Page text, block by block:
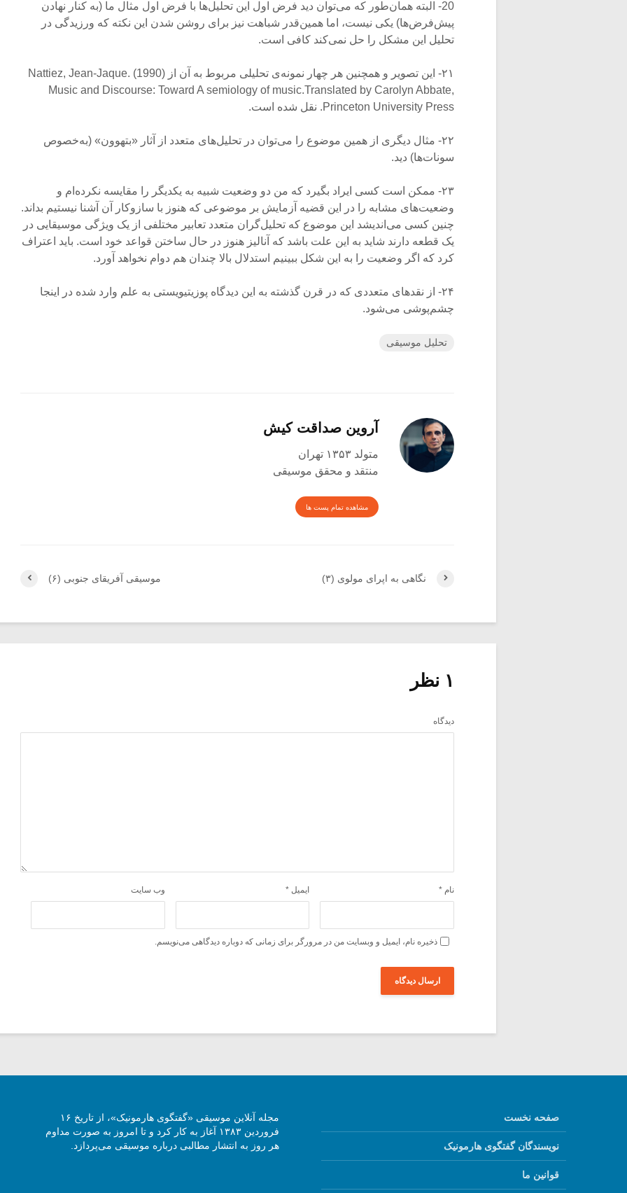
20- البته همان‌طور که می‌توان دید فرض اول این تحلیل‌ها با فرض اول مثال ما (به کنار نهادن
پیش‌فرض‌ها) یکی نیست، اما همین‌قدر شباهت نیز برای روشن شدن این نکته که ورزیدگی در
تحلیل این مشکل را حل نمی‌کند کافی است.
۲۱- این تصویر و همچنین هر چهار نمونه‌ی تحلیلی مربوط به آن از Nattiez, Jean-Jaque. (1990)
Music and Discourse: Toward A semiology of music.Translated by Carolyn Abbate,
Princeton University Press. نقل شده است.
۲۲- مثال دیگری از همین موضوع را می‌توان در تحلیل‌های متعدد از آثار «بتهوون» (به‌خصوص
سونات‌ها) دید.
۲۳- ممکن است کسی ایراد بگیرد که من دو وضعیت شبیه به یکدیگر را مقایسه نکرده‌ام و
وضعیت‌های مشابه را در این قضیه آزمایش بر موضوعی که هنوز با سازوکار آن آشنا نیستیم بداند.
چنین کسی می‌اندیشد این موضوع که تحلیل‌گران متعدد تعابیر مختلفی از یک ویژگی موسیقایی در
یک قطعه دارند شاید به این علت باشد که آنالیز هنوز در حال ساختن قواعد خود است. باید اعتراف
کرد که اگر وضعیت را به این شکل ببینیم استدلال بالا چندان هم دوام نخواهد آورد.
۲۴- از نقدهای متعددی که در قرن گذشته به این دیدگاه پوزیتیویستی به علم وارد شده در اینجا
چشم‌پوشی می‌شود.
تحلیل موسیقی
آروین صداقت کیش
متولد ۱۳۵۳ تهران
منتقد و محقق موسیقی
مشاهده تمام پست ها
موسیقی آفریقای جنوبی (۶) نگاهی به اپرای مولوی (۳)
۱ نظر
دیدگاه
نام * ایمیل * وب‌ سایت
ذخیره نام، ایمیل و وبسایت من در مرورگر برای زمانی که دوباره دیدگاهی می‌نویسم.
صفحه نخست
نویسندگان گفتگوی هارمونیک
قوانین ما
مجله آنلاین موسیقی «گفتگوی هارمونیک»، از تاریخ ۱۶
فروردین ۱۳۸۳ آغاز به کار کرد و تا امروز به صورت مداوم
هر روز به انتشار مطالبی درباره موسیقی می‌پردازد.